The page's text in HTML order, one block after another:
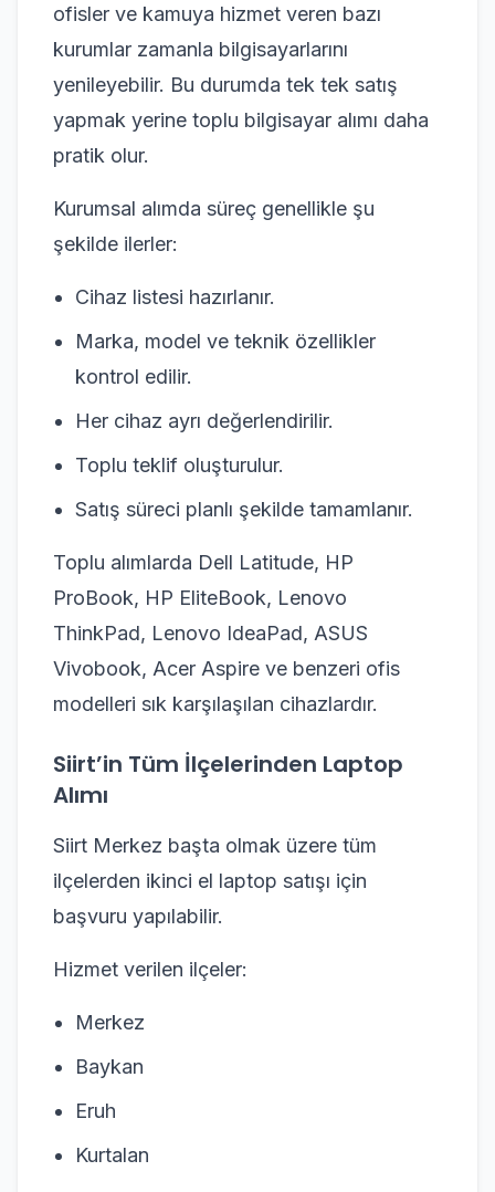
ofisler ve kamuya hizmet veren bazı
kurumlar zamanla bilgisayarlarını
yenileyebilir. Bu durumda tek tek satış
yapmak yerine toplu bilgisayar alımı daha
pratik olur.
Kurumsal alımda süreç genellikle şu
şekilde ilerler:
Cihaz listesi hazırlanır.
Marka, model ve teknik özellikler
kontrol edilir.
Her cihaz ayrı değerlendirilir.
Toplu teklif oluşturulur.
Satış süreci planlı şekilde tamamlanır.
Toplu alımlarda Dell Latitude, HP
ProBook, HP EliteBook, Lenovo
ThinkPad, Lenovo IdeaPad, ASUS
Vivobook, Acer Aspire ve benzeri ofis
modelleri sık karşılaşılan cihazlardır.
Siirt’in Tüm İlçelerinden Laptop
Alımı
Siirt Merkez başta olmak üzere tüm
ilçelerden ikinci el laptop satışı için
başvuru yapılabilir.
Hizmet verilen ilçeler:
Merkez
Baykan
Eruh
Kurtalan